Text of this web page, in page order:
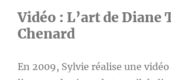
Vidéo : L’art de Diane
Chenard
En 2009, Sylvie réalise une